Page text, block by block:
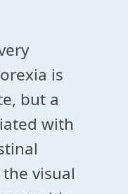
is
but a
with
visual